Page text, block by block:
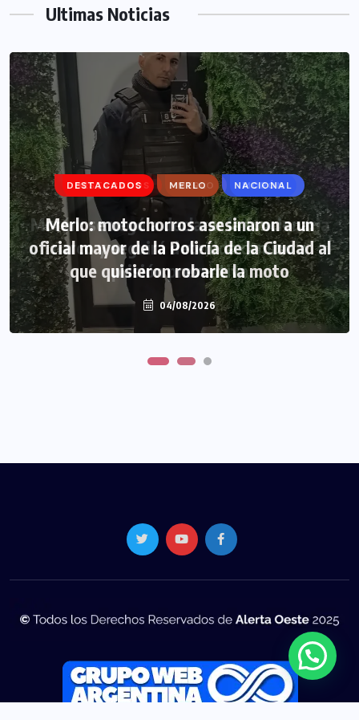
Ultimas Noticias
DESTACADOS MERLO NACIONAL
Merlo: motochorros asesinaron a un
oficial mayor de la Policía de la Ciudad al
que quisieron robarle la moto
04/08/2026
DESTACADOS MERLO MORÓN
Morón: se negó a declarar la funcionaria
narco y seguirá detenida camino a
prisión preventiva
04/08/2026